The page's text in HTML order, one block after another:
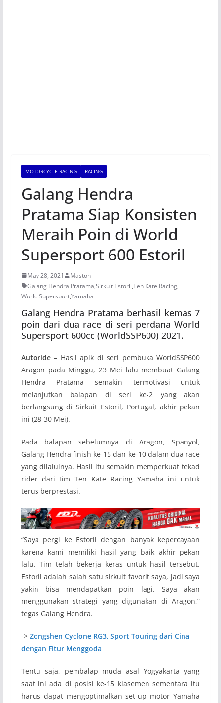
MOTORCYCLE RACING RACING
Galang Hendra
Pratama Siap Konsisten
Meraih Poin di World
Supersport 600 Estoril
May 28, 2021
Maston
Galang Hendra Pratama,Sirkuit Estoril,Ten Kate Racing,
World Supersport,Yamaha
Galang Hendra Pratama berhasil kemas 7
poin dari dua race di seri perdana World
Supersport 600cc (WorldSSP600) 2021.
Autoride– Hasil apik di seri pembuka WorldSSP600
Aragon pada Minggu, 23 Mei lalu membuat Galang
Hendra Pratama semakin termotivasi untuk
melanjutkan balapan di seri ke-2 yang akan
berlangsung di Sirkuit Estoril, Portugal, akhir pekan
ini (28-30 Mei).
Pada balapan sebelumnya di Aragon, Spanyol,
Galang Hendra finish ke-15 dan ke-10 dalam dua race
yang dilaluinya. Hasil itu semakin memperkuat tekad
rider dari tim Ten Kate Racing Yamaha ini untuk
terus berprestasi.
“Saya pergi ke Estoril dengan banyak kepercayaan
karena kami memiliki hasil yang baik akhir pekan
lalu. Tim telah bekerja keras untuk hasil tersebut.
Estoril adalah salah satu sirkuit favorit saya, jadi saya
yakin bisa mendapatkan poin lagi. Saya akan
menggunakan strategi yang digunakan di Aragon,”
tegas Galang Hendra.
-> Zongshen Cyclone RG3, Sport Touring dari Cina
dengan Fitur Menggoda
Tentu saja, pembalap muda asal Yogyakarta yang
saat ini ada di posisi ke-15 klasemen sementara itu
harus dapat mengoptimalkan set-up motor Yamaha